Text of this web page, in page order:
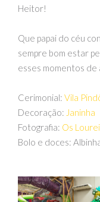
Heitor!
Que papai do céu
sempre bom estar
esses momentos de
Cerimonial: Vila
Decoração: Janinha
Fotografia: Os
Bolo e doces: